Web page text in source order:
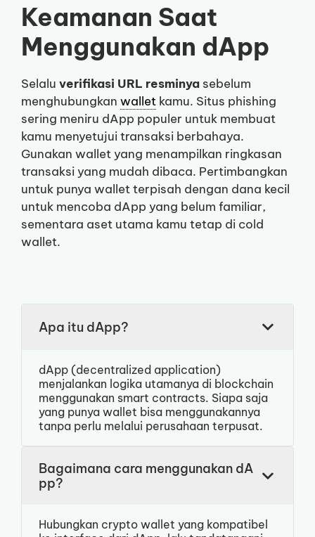
Keamanan Saat
Menggunakan dApp
Selalu verifikasi URL resminya sebelum
menghubungkan wallet kamu. Situs phishing
sering meniru dApp populer untuk membuat
kamu menyetujui transaksi berbahaya.
Gunakan wallet yang menampilkan ringkasan
transaksi yang mudah dibaca. Pertimbangkan
untuk punya wallet terpisah dengan dana kecil
untuk mencoba dApp yang belum familiar,
sementara aset utama kamu tetap di cold
wallet.
Apa itu dApp?
dApp (decentralized application)
menjalankan logika utamanya di blockchain
menggunakan smart contracts. Siapa saja
yang punya wallet bisa menggunakannya
tanpa perlu melalui perusahaan terpusat.
Bagaimana cara menggunakan dA
pp?
Hubungkan crypto wallet yang kompatibel